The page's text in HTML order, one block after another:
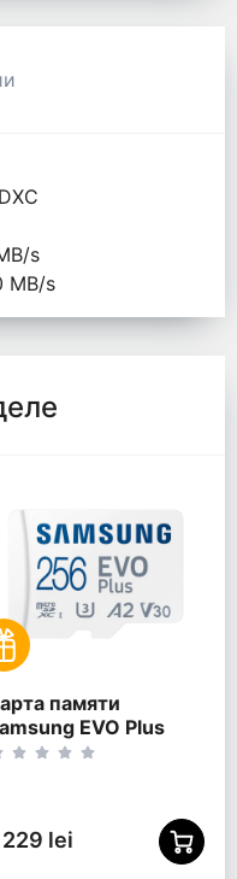
s
MB/s
памяти
EVO Plus
256Гб
229 lei